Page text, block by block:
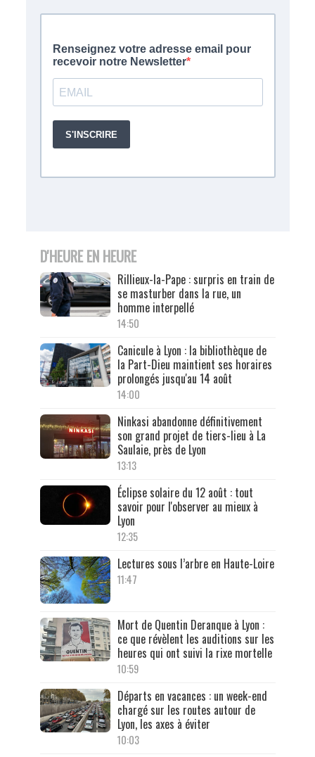
D'HEURE EN HEURE
Rillieux-la-Pape : surpris en train de
se masturber dans la rue, un
homme interpellé
14:50
Canicule à Lyon : la bibliothèque de
la Part-Dieu maintient ses horaires
prolongés jusqu'au 14 août
14:00
Ninkasi abandonne définitivement
son grand projet de tiers-lieu à La
Saulaie, près de Lyon
13:13
Éclipse solaire du 12 août : tout
savoir pour l'observer au mieux à
Lyon
12:35
Lectures sous l’arbre en Haute-Loire
11:47
Mort de Quentin Deranque à Lyon :
ce que révèlent les auditions sur les
heures qui ont suivi la rixe mortelle
10:59
Départs en vacances : un week-end
chargé sur les routes autour de
Lyon, les axes à éviter
10:03